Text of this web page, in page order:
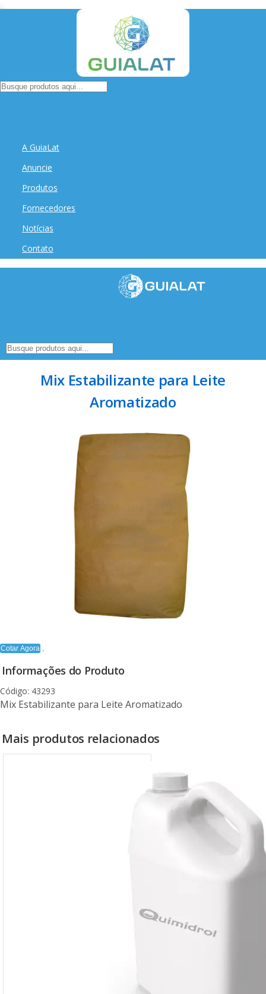
A GuiaLat
Anuncie
Produtos
Fornecedores
Notícias
Contato
Mix Estabilizante para Leite
Aromatizado
Cotar Agora
Informações do Produto
Código: 43293
Mix Estabilizante para Leite Aromatizado
Mais produtos relacionados